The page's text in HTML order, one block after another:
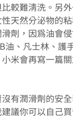
較難清洗。另
天然分泌物的
劑，因為油會
油、凡士林、護
米會再寫一篇
有潤滑劑的安
議你可以自己